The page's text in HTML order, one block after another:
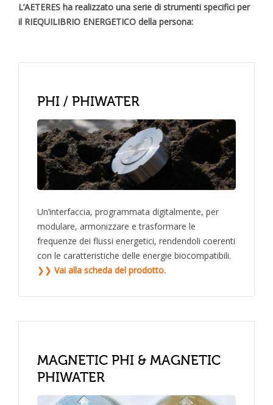
L’AETERES ha realizzato una serie di strumenti specifici per
il RIEQUILIBRIO ENERGETICO della persona:
PHI / PHIWATER
Un’interfaccia, programmata digitalmente, per
modulare, armonizzare e trasformare le
frequenze dei flussi energetici, rendendoli coerenti
con le caratteristiche delle energie biocompatibili.
❯❯ Vai alla scheda del prodotto.
MAGNETIC PHI & MAGNETIC
PHIWATER